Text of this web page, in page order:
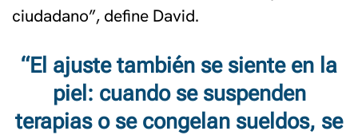
ciudadano”, define David.
“El ajuste también se siente en la
piel: cuando se suspenden
terapias o se congelan sueldos, se